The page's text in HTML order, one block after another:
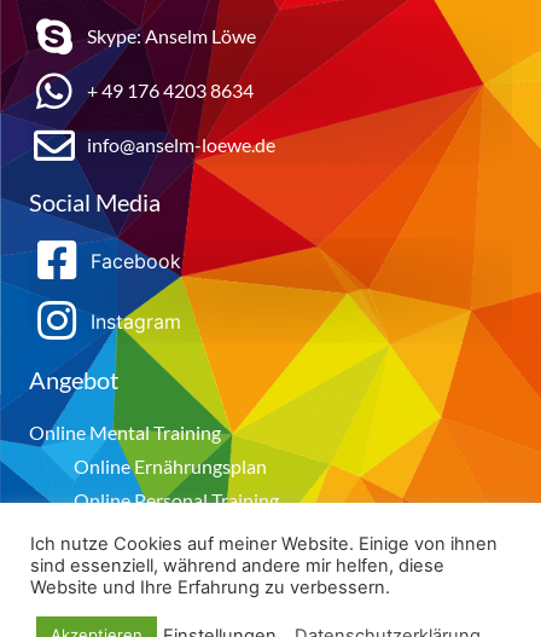
Skype: Anselm Löwe
+ 49 176 4203 8634
info@anselm-loewe.de
Social Media
Facebook
Instagram
Angebot
Online Mental Training
Online Ernährungsplan
Online Personal Training
Datenschutz Impressum
Ich nutze Cookies auf meiner Website. Einige von ihnen
sind essenziell, während andere mir helfen, diese
Website und Ihre Erfahrung zu verbessern.